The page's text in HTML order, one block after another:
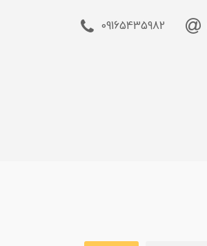
09165435982